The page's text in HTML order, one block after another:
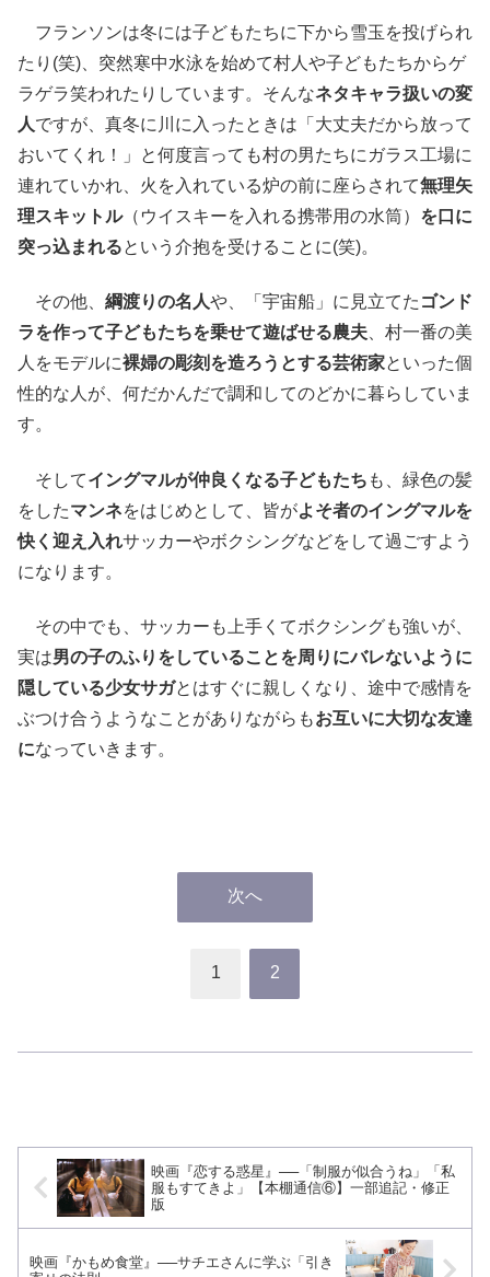
フランソンは冬には子どもたちに下から雪玉を投げられ
たり(笑)、突然寒中水泳を始めて村人や子どもたちからゲ
ラゲラ笑われたりしています。そんなネタキャラ扱いの変
人ですが、真冬に川に入ったときは「大丈夫だから放って
おいてくれ！」と何度言っても村の男たちにガラス工場に
連れていかれ、火を入れている炉の前に座らされて無理矢
理スキットル（ウイスキーを入れる携帯用の水筒） を口に
突っ込まれるという介抱を受けることに(笑)。
その他、 綱渡りの名人や、「宇宙船」に見立てた ゴンド
ラを作って子どもたちを乗せて遊ばせる農夫 、村一番の美
人をモデルに裸婦の彫刻を造ろうとする芸術家といった個
性的な人が、何だかんだで調和してのどかに暮らしていま
す。
そしてイングマルが仲良くなる子どもたち も、緑色の髪
をしたマンネをはじめとして、皆がよそ者のイングマルを
快く迎え入れサッカーやボクシングなどをして過ごすよう
になります。
その中でも、サッカーも上手くてボクシングも強いが、
実は男の子のふりをしていることを周りにバレないように
隠している少女サガとはすぐに親しくなり、途中で感情を
ぶつけ合うようなことがありながらもお互いに大切な友達
になっていきます。
次へ
1 2
映画『恋する惑星』──「制服が似合うね」「私
服もすてきよ」【本棚通信⑥】一部追記・修正
版
映画『かもめ食堂』──サチエさんに学ぶ「引き